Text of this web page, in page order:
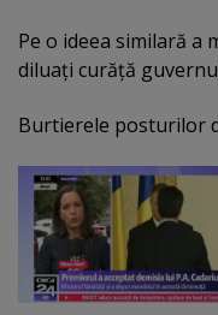
Pe o ideea similară a
diluaţi curăţă
Burtierele posturilor